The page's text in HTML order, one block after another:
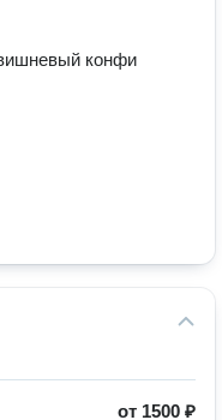
конфи
от 1500 ₽